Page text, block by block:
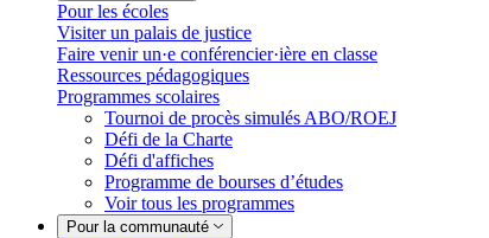
Pour les écoles
Visiter un palais de justice
Faire venir un·e conférencier·ière en classe
Ressources pédagogiques
Programmes scolaires
Tournoi de procès simulés ABO/ROEJ
Défi de la Charte
Défi d'affiches
Programme de bourses d’études
Voir tous les programmes
Pour la communauté